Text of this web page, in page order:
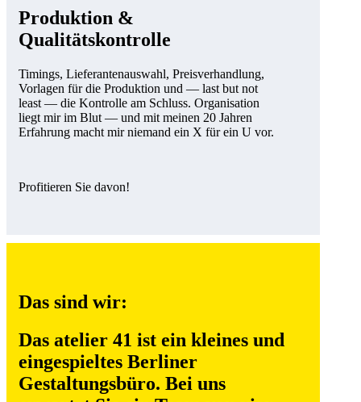
Produktion &
Qualitätskontrolle
Timings, Lieferanten­auswahl, Preis­­ver­­hand­lung,
Vorlagen für die Produktion und — last but not
least — die Kontrolle am Schluss. Organisation
liegt mir im Blut — und mit meinen 20 Jahren
Erfahrung macht mir niemand ein X für ein U vor.
Profitieren Sie davon!
Das sind wir:
Das atelier 41 ist ein kleines und
ein­ge­spiel­tes Berliner
Gestaltungs­büro. Bei uns